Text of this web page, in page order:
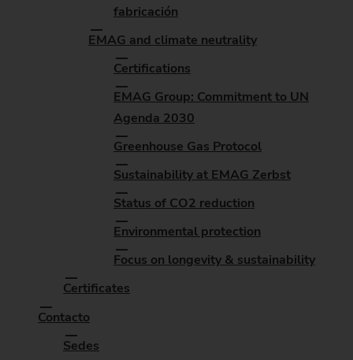
fabricación
EMAG and climate neutrality
Certifications
EMAG Group: Commitment to UN
Agenda 2030
Greenhouse Gas Protocol
Sustainability at EMAG Zerbst
Status of CO2 reduction
Environmental protection
Focus on longevity & sustainability
Certificates
Contacto
Sedes